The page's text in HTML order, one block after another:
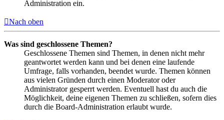
Administration ein.
Nach oben
Was sind geschlossene Themen?
Geschlossene Themen sind Themen, in denen nicht mehr
geantwortet werden kann und bei denen eine laufende
Umfrage, falls vorhanden, beendet wurde. Themen können
aus vielen Gründen durch einen Moderator oder
Administrator gesperrt werden. Eventuell hast du auch die
Möglichkeit, deine eigenen Themen zu schließen, sofern dies
durch die Board-Administration erlaubt wurde.